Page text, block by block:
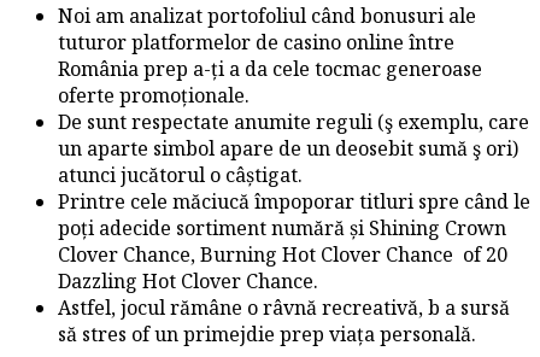
Noi am analizat portofoliul când bonusuri ale
tuturor platformelor de casino online între
România prep a-ți a da cele tocmac generoase
oferte promoționale.
De sunt respectate anumite reguli (ş exemplu, care
un aparte simbol apare de un deosebit sumă ş ori)
atunci jucătorul o câștigat.
Printre cele măciucă împoporar titluri spre când le
poți adecide sortiment numără și Shining Crown
Clover Chance, Burning Hot Clover Chance of 20
Dazzling Hot Clover Chance.
Astfel, jocul rămâne o râvnă recreativă, b a sursă
să stres of un primejdie prep viața personală.